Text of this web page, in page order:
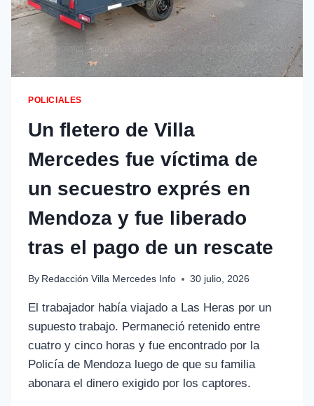
POLICIALES
Un fletero de Villa
Mercedes fue víctima de
un secuestro exprés en
Mendoza y fue liberado
tras el pago de un rescate
By Redacción Villa Mercedes Info 30 julio, 2026
El trabajador había viajado a Las Heras por un
supuesto trabajo. Permaneció retenido entre
cuatro y cinco horas y fue encontrado por la
Policía de Mendoza luego de que su familia
abonara el dinero exigido por los captores.